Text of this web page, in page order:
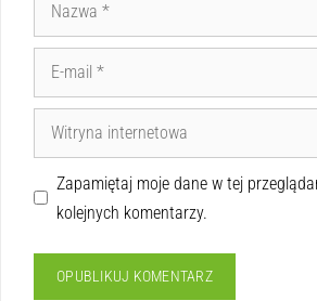
Zapamiętaj moje dane w tej
kolejnych komentarzy.